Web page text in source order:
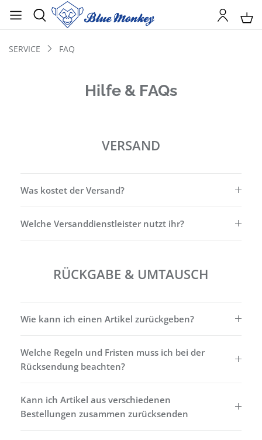
SERVICE FAQ
Hilfe & FAQs
VERSAND
Was kostet der Versand?
Welche Versanddienstleister nutzt ihr?
RÜCKGABE & UMTAUSCH
Wie kann ich einen Artikel zurückgeben?
Welche Regeln und Fristen muss ich bei der
Rücksendung beachten?
Kann ich Artikel aus verschiedenen
Bestellungen zusammen zurücksenden